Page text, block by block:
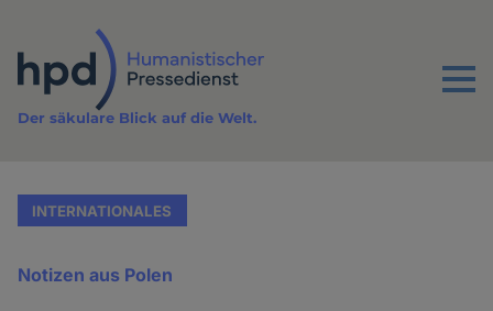
Inhalt
Menu
Der säkulare Blick auf die Welt.
INTERNATIONALES
Notizen aus Polen